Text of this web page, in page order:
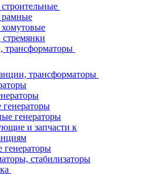
рамные
хомутовые
трансформаторы
трансформаторы
генераторы
генераторы
и запчасти к
генераторы
стабилизаторы